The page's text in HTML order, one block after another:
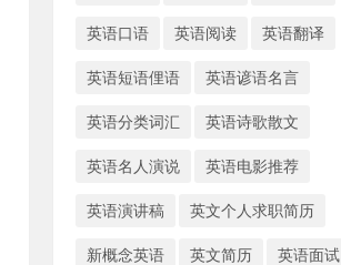
英语口语 英语阅读 英语翻译
英语短语俚语 英语谚语名言
英语分类词汇 英语诗歌散文
英语名人演说 英语电影推荐
英语演讲稿 英文个人求职简历
新概念英语 英文简历 英语面试